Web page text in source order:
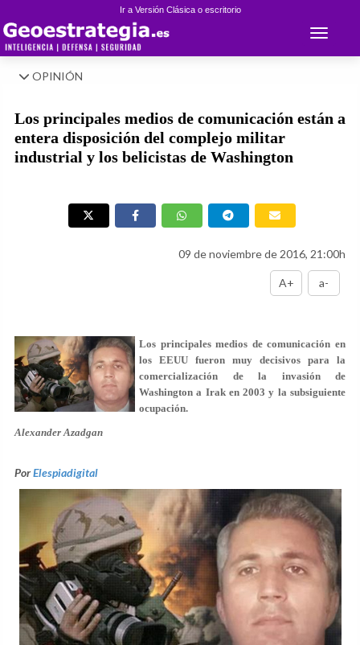
Ir a Versión Clásica o escritorio
Toggle
OPINIÓN
Los principales medios de comunicación están a
entera disposición del complejo militar
industrial y los belicistas de Washington
09 de noviembre de 2016, 21:00h
A+ a-
Los principales medios de comunicación en
los EEUU fueron muy decisivos para la
comercialización de la invasión de
Washington a Irak en 2003 y la subsiguiente
ocupación.
Alexander Azadgan
PorElespiadigital